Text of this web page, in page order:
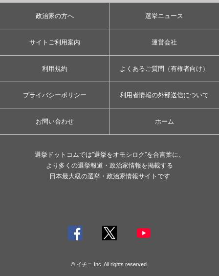
政治家の方へ 選挙ニュース
サイトご利用案内 運営会社
利用規約 よくあるご質問（有権者向け）
プライバシーポリシー 利用者情報の外部送信について
お問い合わせ ホーム
選挙ドットコムでは”選挙をオモシロク”を合言葉に、
より多くの選挙報道・政治家情報を掲載する
日本最大級の選挙・政治家情報サイトです
© イチニ Inc. All rights reserved.